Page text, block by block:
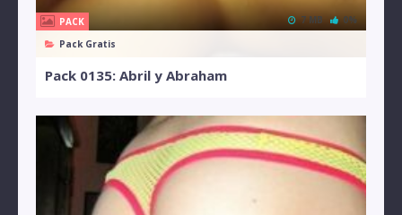
PACK
Pack Gratis
7 MB 0%
Pack 0135: Abril y Abraham